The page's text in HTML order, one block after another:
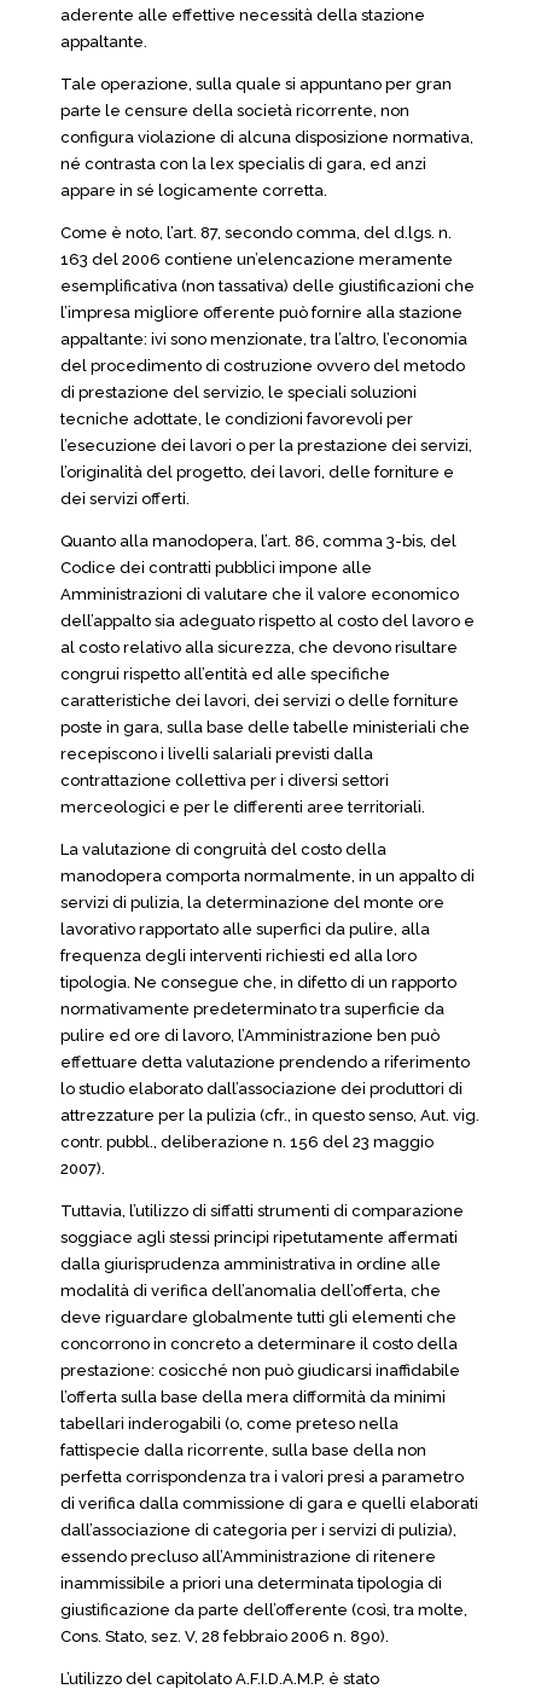
aderente alle effettive necessità della stazione
appaltante.
Tale operazione, sulla quale si appuntano per gran
parte le censure della società ricorrente, non
configura violazione di alcuna disposizione normativa,
né contrasta con la lex specialis di gara, ed anzi
appare in sé logicamente corretta.
Come è noto, l’art. 87, secondo comma, del d.lgs. n.
163 del 2006 contiene un’elencazione meramente
esemplificativa (non tassativa) delle giustificazioni che
l’impresa migliore offerente può fornire alla stazione
appaltante: ivi sono menzionate, tra l’altro, l’economia
del procedimento di costruzione ovvero del metodo
di prestazione del servizio, le speciali soluzioni
tecniche adottate, le condizioni favorevoli per
l’esecuzione dei lavori o per la prestazione dei servizi,
l’originalità del progetto, dei lavori, delle forniture e
dei servizi offerti.
Quanto alla manodopera, l’art. 86, comma 3-bis, del
Codice dei contratti pubblici impone alle
Amministrazioni di valutare che il valore economico
dell’appalto sia adeguato rispetto al costo del lavoro e
al costo relativo alla sicurezza, che devono risultare
congrui rispetto all’entità ed alle specifiche
caratteristiche dei lavori, dei servizi o delle forniture
poste in gara, sulla base delle tabelle ministeriali che
recepiscono i livelli salariali previsti dalla
contrattazione collettiva per i diversi settori
merceologici e per le differenti aree territoriali.
La valutazione di congruità del costo della
manodopera comporta normalmente, in un appalto di
servizi di pulizia, la determinazione del monte ore
lavorativo rapportato alle superfici da pulire, alla
frequenza degli interventi richiesti ed alla loro
tipologia. Ne consegue che, in difetto di un rapporto
normativamente predeterminato tra superficie da
pulire ed ore di lavoro, l’Amministrazione ben può
effettuare detta valutazione prendendo a riferimento
lo studio elaborato dall’associazione dei produttori di
attrezzature per la pulizia (cfr., in questo senso, Aut. vig.
contr. pubbl., deliberazione n. 156 del 23 maggio
2007).
Tuttavia, l’utilizzo di siffatti strumenti di comparazione
soggiace agli stessi principi ripetutamente affermati
dalla giurisprudenza amministrativa in ordine alle
modalità di verifica dell’anomalia dell’offerta, che
deve riguardare globalmente tutti gli elementi che
concorrono in concreto a determinare il costo della
prestazione: cosicché non può giudicarsi inaffidabile
l’offerta sulla base della mera difformità da minimi
tabellari inderogabili (o, come preteso nella
fattispecie dalla ricorrente, sulla base della non
perfetta corrispondenza tra i valori presi a parametro
di verifica dalla commissione di gara e quelli elaborati
dall’associazione di categoria per i servizi di pulizia),
essendo precluso all’Amministrazione di ritenere
inammissibile a priori una determinata tipologia di
giustificazione da parte dell’offerente (così, tra molte,
Cons. Stato, sez. V, 28 febbraio 2006 n. 890).
L’utilizzo del capitolato A.F.I.D.A.M.P. è stato